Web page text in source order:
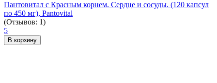
Пантовитал с Красным корнем. Сердце и сосуды. (120 капсул
по 450 мг), Pantovital
(Отзывов: 1)
5
В корзину